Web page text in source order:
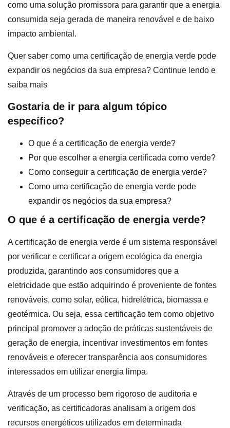
como uma solução promissora para garantir que a energia
consumida seja gerada de maneira renovável e de baixo
impacto ambiental.
Quer saber como uma certificação de energia verde pode
expandir os negócios da sua empresa? Continue lendo e
saiba mais
Gostaria de ir para algum tópico
específico?
O que é a certificação de energia verde?
Por que escolher a energia certificada como verde?
Como conseguir a certificação de energia verde?
Como uma certificação de energia verde pode
expandir os negócios da sua empresa?
O que é a certificação de energia verde?
A certificação de energia verde é um sistema responsável
por verificar e certificar a origem ecológica da energia
produzida, garantindo aos consumidores que a
eletricidade que estão adquirindo é proveniente de fontes
renováveis, como solar, eólica, hidrelétrica, biomassa e
geotérmica. Ou seja, essa certificação tem como objetivo
principal promover a adoção de práticas sustentáveis de
geração de energia, incentivar investimentos em fontes
renováveis e oferecer transparência aos consumidores
interessados em utilizar energia limpa.
Através de um processo bem rigoroso de auditoria e
verificação, as certificadoras analisam a origem dos
recursos energéticos utilizados em determinada